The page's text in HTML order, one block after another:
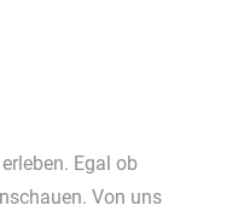
Egal ob
Von uns